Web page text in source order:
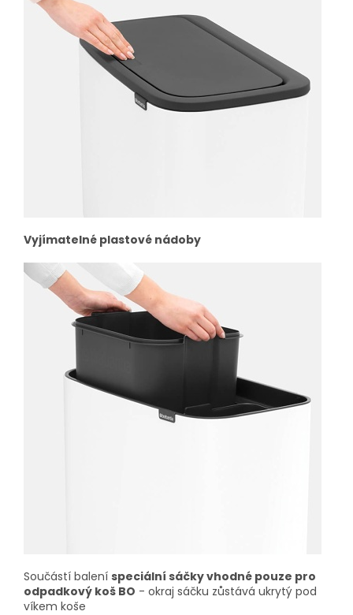
Vyjímatelné plastové nádoby
Součástí balení speciální sáčky vhodné pouze pro
odpadkový koš BO - okraj sáčku zůstává ukrytý pod
víkem koše